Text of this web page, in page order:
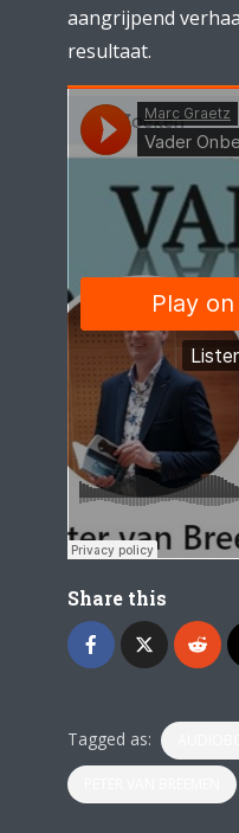
aangrijpend
resultaat.
Share this
Tagged as: